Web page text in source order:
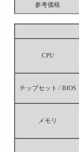
参考価格
CPU
チップセット / BIOS
メモリ